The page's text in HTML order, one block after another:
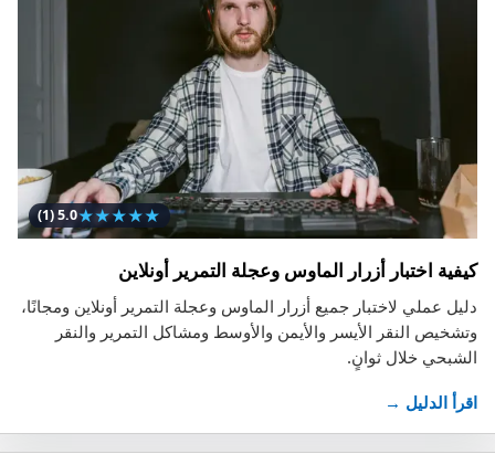
★
★
★
★
★
5.0
(1)
كيفية اختبار أزرار الماوس وعجلة التمرير أونلاين
دليل عملي لاختبار جميع أزرار الماوس وعجلة التمرير أونلاين ومجانًا،
وتشخيص النقر الأيسر والأيمن والأوسط ومشاكل التمرير والنقر
الشبحي خلال ثوانٍ.
اقرأ الدليل →